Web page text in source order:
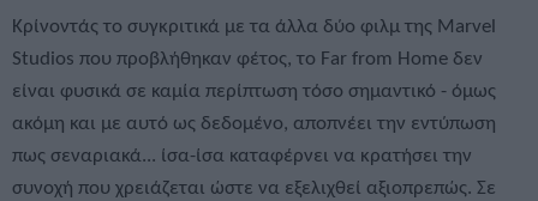
Κρίνοντάς το συγκριτικά με τα άλλα δύο φιλμ της Marvel
Studios που προβλήθηκαν φέτος, το Far from Home δεν
είναι φυσικά σε καμία περίπτωση τόσο σημαντικό - όμως
ακόμη και με αυτό ως δεδομένο, αποπνέει την εντύπωση
πως σεναριακά... ίσα-ίσα καταφέρνει να κρατήσει την
συνοχή που χρειάζεται ώστε να εξελιχθεί αξιοπρεπώς. Σε